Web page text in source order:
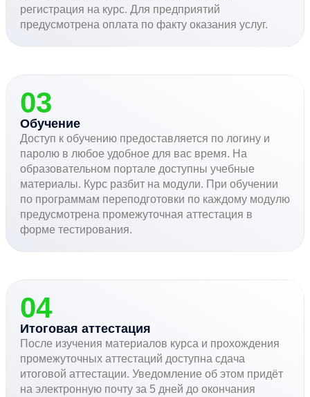
регистрация на курс. Для предприятий
предусмотрена оплата по факту оказания услуг.
03
Обучение
Доступ к обучению предоставляется по логину и
паролю в любое удобное для вас время. На
образовательном портале доступны учебные
материалы. Курс разбит на модули. При обучении
по программам переподготовки по каждому модулю
предусмотрена промежуточная аттестация в
форме тестирования.
04
Итоговая аттестация
После изучения материалов курса и прохождения
промежуточных аттестаций доступна сдача
итоговой аттестации. Уведомление об этом придёт
на электронную почту за 5 дней до окончания